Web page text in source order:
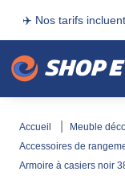
✈️ Nos tarifs
accueil meuble
accessoires de
armoire à casiers noir